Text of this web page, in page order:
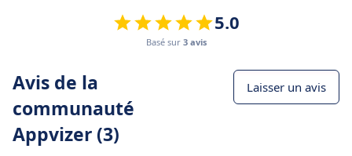
5.0
Basé sur 3 avis
Avis de la
communauté
Appvizer (3)
Laisser un avis